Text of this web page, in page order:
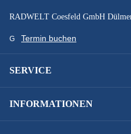
RADWELT Coesfeld GmbH
Termin buchen
SERVICE
INFORMATIONEN